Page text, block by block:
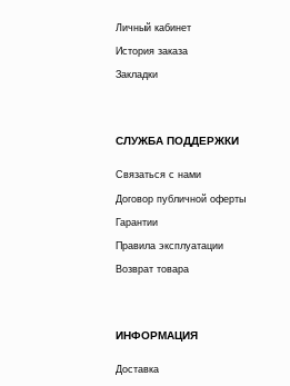
Личный кабинет
История заказа
Закладки
СЛУЖБА ПОДДЕРЖКИ
Связаться с нами
Договор публичной оферты
Гарантии
Правила эксплуатации
Возврат товара
ИНФОРМАЦИЯ
Доставка